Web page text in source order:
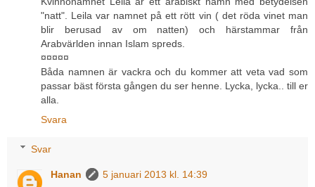
"natt". Leila var namnet på ett rött vin ( det röda vinet man
blir berusad av om natten) och härstammar från
Arabvärlden innan Islam spreds.
¤¤¤¤¤
Båda namnen är vackra och du kommer att veta vad som
passar bäst första gången du ser henne. Lycka, lycka.. till er
alla.
Svara
Svar
Hanan
5 januari 2013 kl. 14:39